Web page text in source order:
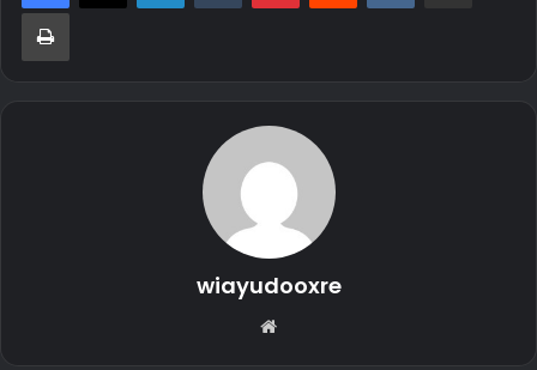
Print
wiayudooxre